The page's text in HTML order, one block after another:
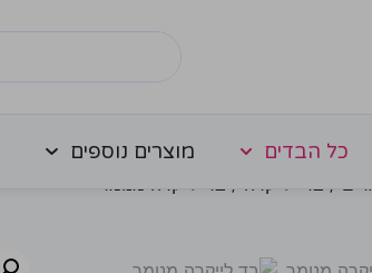
כל הבדים מוצרים נוספים